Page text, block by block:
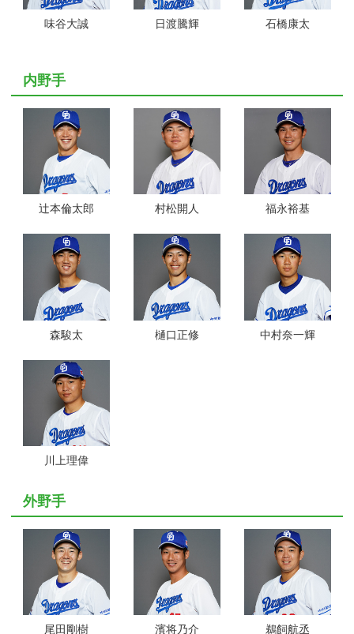
味谷大誠 日渡騰輝 石橋康太
内野手
辻本倫太郎 村松開人 福永裕基
森駿太 樋口正修 中村奈一輝
川上理偉
外野手
尾田剛樹 濱将乃介 鵜飼航丞